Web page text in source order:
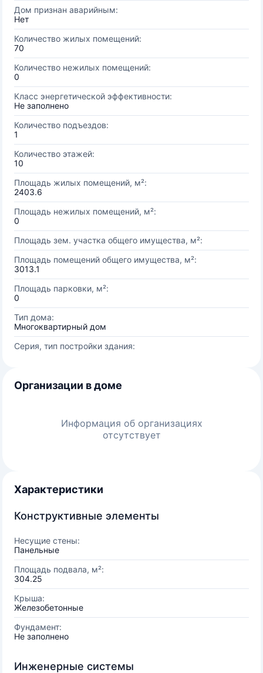
Дом признан аварийным:
Нет
Количество жилых помещений:
70
Количество нежилых помещений:
0
Класс энергетической эффективности:
Не заполнено
Количество подъездов:
1
Количество этажей:
10
Площадь жилых помещений, м²:
2403.6
Площадь нежилых помещений, м²:
0
Площадь зем. участка общего имущества, м²:
Площадь помещений общего имущества, м²:
3013.1
Площадь парковки, м²:
0
Тип дома:
Многоквартирный дом
Серия, тип постройки здания:
Организации в доме
Информация об организациях
отсутствует
Характеристики
Конструктивные элементы
Несущие стены:
Панельные
Площадь подвала, м²:
304.25
Крыша:
Железобетонные
Фундамент:
Не заполнено
Инженерные системы